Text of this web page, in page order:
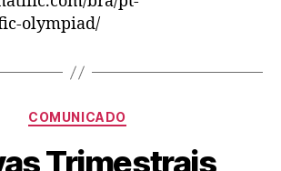
olympiad/
COMUNICADO
Trimestrais